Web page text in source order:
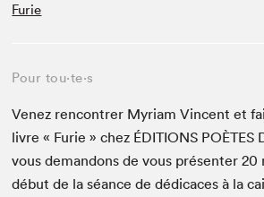
Furie
Pour tou⋅te⋅s
Venez ren­con­tr­er Myr­i­am Vin­cent et
livre « Furie » chez ÉDI­TIONS POÈTES
vous deman­dons de vous présen­ter20
début de la séance de dédi­caces à la